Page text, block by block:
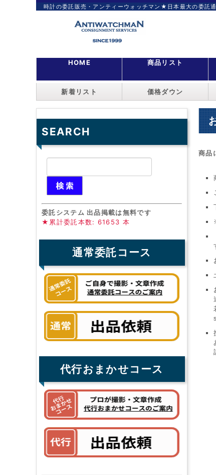
時計の委託販売・アンティーウォッチマン★日本最大の委託
HOME 商品リスト
新着リスト 価格ダウン
商品
SEARCH
委託システム 出品掲載は無料です
★累計委託本数: 61653 本
通常委託コース
代行おまかせコース